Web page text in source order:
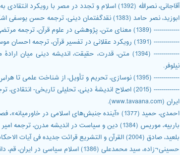
آقاجانی، نصرالله (1392) اسلام و تجدد در مصر با رویکرد انتقادی به اندیشۀ حسن حنفی، تهران، بوستان کتاب.
ابوزید، نصر حامد (1383) نقدگفتمان دینی، ترجمه حسن یوسفی اشکوری و محمد جواهرکلام، تهران، یادآوران.
------------- (1389) معنای متن، پژوهشی در علوم قرآن، ترجمه مرتضی کریمی¬نیا، تهران، طرح‌نو.
------------- (1391) رویکرد عقلانی در تفسیر قرآن، ترجمه احسان موسوی خلخالی، تهران، نیلوفر.
------------- (1394) متن، قدرت، حقیقت، اندیشه دینی
نیلوفر.
------------- (1395) نوسازی، تحریم و تأویل، از شناخت علمی تا هراس از تکفیر، ترجمه محسن آرمین، تهران، نی.
------------- (2015) اصلاح اندیشۀ دینی، تحلیلی تاریخی-
ایران (www.tavaana.com).
احمدی، حمید (1377) «آینده جنبش‌های اسلامی در خاورمیانه»، فصلنامه خاورمیانه، شماره 14 و 15، صص55-94.
باربیه، موریس (1384) دین و سیاست در اندیشه مدرن، ترجمه امیر رضایی، تهران، قصیده¬سرا.
بلعید، صادق (2004) القرآن و التشریع قرائت جدیده فی آیات الاحکام، بیروت، منشورات الحلبی الحقوقیه.
حسینی¬زاده، سید محمدعلی (1386) اسلام سیاسی در ایران، قم، دانشگاه مفید.